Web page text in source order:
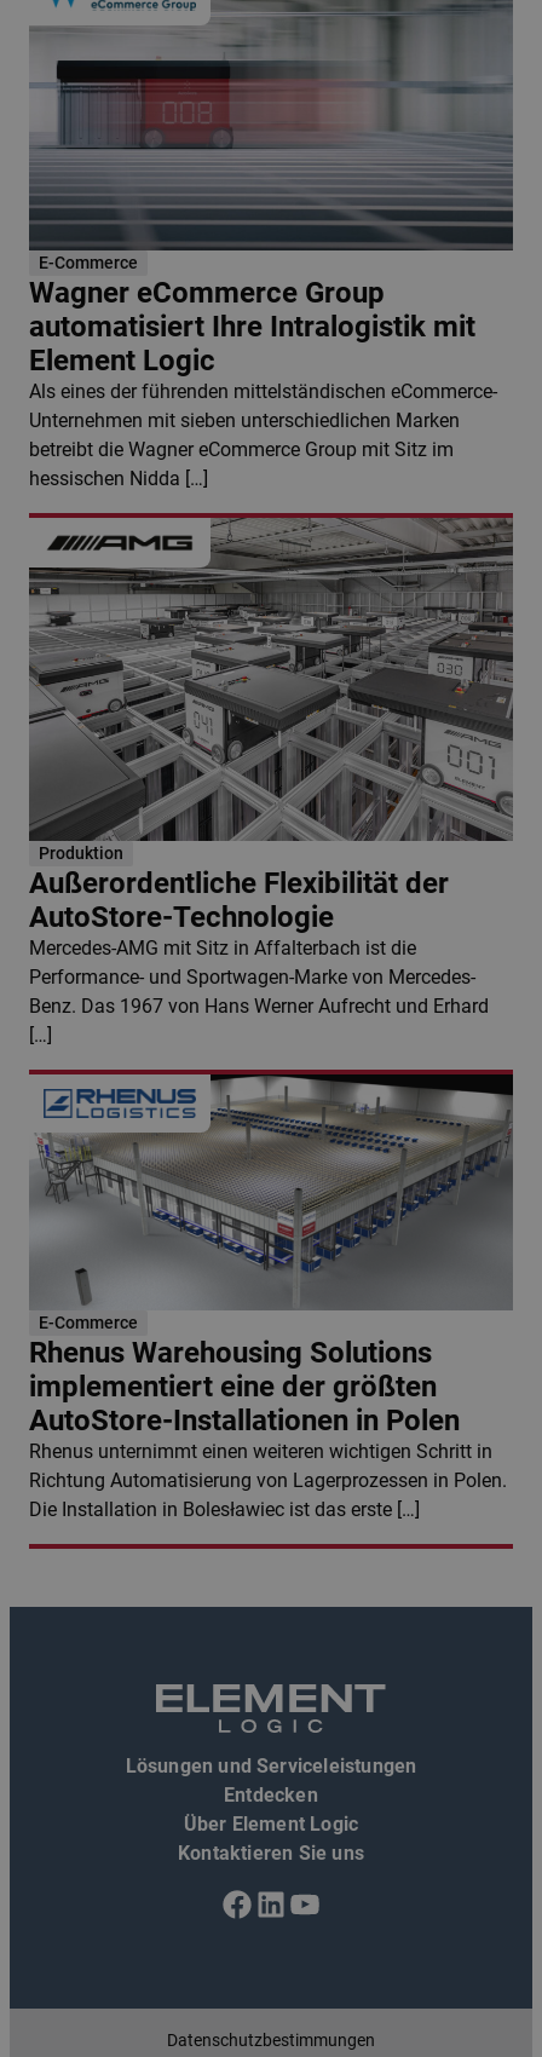
E-Commerce
Wagner eCommerce Group
automatisiert Ihre Intralogistik mit
Element Logic
Als eines der führenden mittelständischen eCommerce-
Unternehmen mit sieben unterschiedlichen Marken
betreibt die Wagner eCommerce Group mit Sitz im
hessischen Nidda […]
Produktion
Außerordentliche Flexibilität der
AutoStore-Technologie
Mercedes-AMG mit Sitz in Affalterbach ist die
Performance- und Sportwagen-Marke von Mercedes-
Benz. Das 1967 von Hans Werner Aufrecht und Erhard
[…]
E-Commerce
Rhenus Warehousing Solutions
implementiert eine der größten
AutoStore-Installationen in Polen
Rhenus unternimmt einen weiteren wichtigen Schritt in
Richtung Automatisierung von Lagerprozessen in Polen.
Die Installation in Bolesławiec ist das erste […]
Lösungen und Serviceleistungen
Entdecken
Über Element Logic
Kontaktieren Sie uns
Facebook
LinkedIn
YouTube
Datenschutzbestimmungen